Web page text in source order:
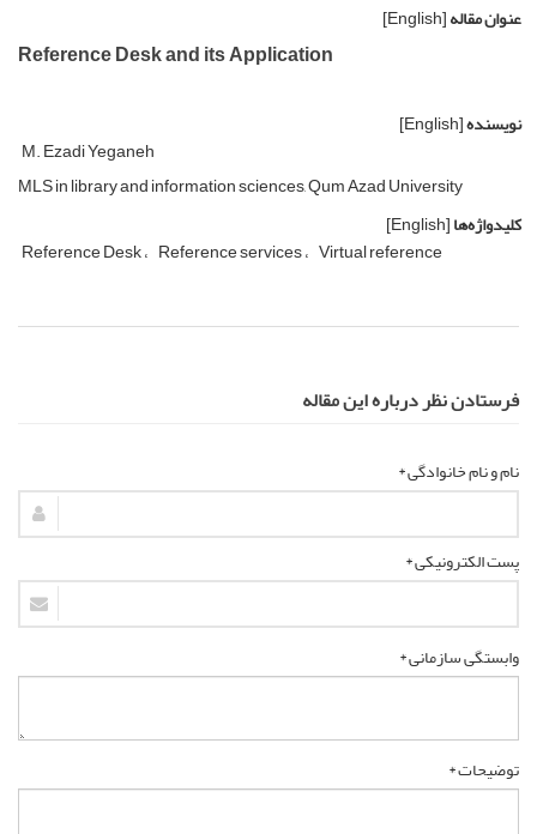
عنوان مقاله[English]
Reference Desk and its Application
نویسنده[English]
M. Ezadi Yeganeh
MLS in library and information sciences, Qum Azad University
کلیدواژه‌ها[English]
Reference Desk Reference services Virtual reference
فرستادن نظر درباره این مقاله
نام و نام خانوادگی *
پست الکترونیکی *
وابستگی سازمانی *
توضیحات *